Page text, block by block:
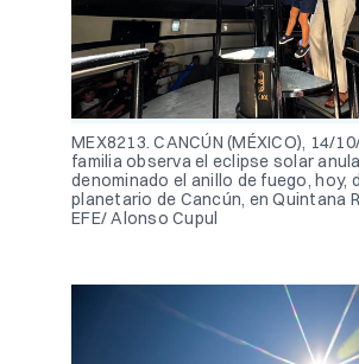
MEX8213. CANCÚN (MÉXICO), 14/
familia observa el eclipse solar
denominado el anillo de fuego, hoy,
planetario de Cancún, en Quintana
EFE/ Alonso Cupul